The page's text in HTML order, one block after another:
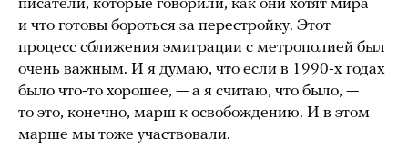
писатели, которые говорили, как они хотят мира
и что готовы бороться за перестройку. Этот
процесс сближения эмиграции с метрополией был
очень важным. И я думаю, что если в 1990-х годах
было что-то хорошее, — а я считаю, что было, —
то это, конечно, марш к освобождению. И в этом
марше мы тоже участвовали.